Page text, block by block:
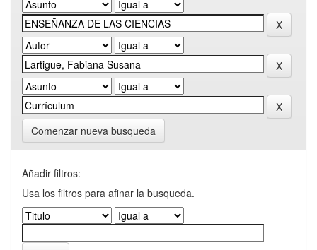
Comenzar nueva busqueda
Añadir filtros:
Usa los filtros para afinar la busqueda.